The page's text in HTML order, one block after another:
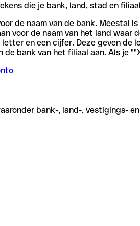
die je bank, land, stad en
de naam van de bank. Meestal
voor de naam van het land waar
en een cijfer. Deze geven de
de bank van het filiaal aan. Als je
bank-, land-, vestigings-